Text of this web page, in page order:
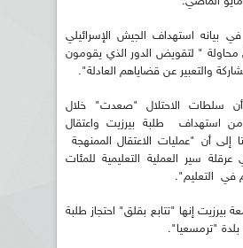
في بيانه استهداف الجيش الإسرائيلي
محاولة " لتقويض الدور الذي يقومون
والتعبير عن قضاياهم العادلة".
أن سلطات الاحتلال "صعدت" خلال
من استهداف طلبة بيرزيت واعتقال
إلى أن "عمليات الاعتقال الممنهجة
سير العملية التعليمية للمئات
في التعليم".
بيرزيت إنها "تتابع بقلق" احتجاز طلبة
"ترمسعيا".